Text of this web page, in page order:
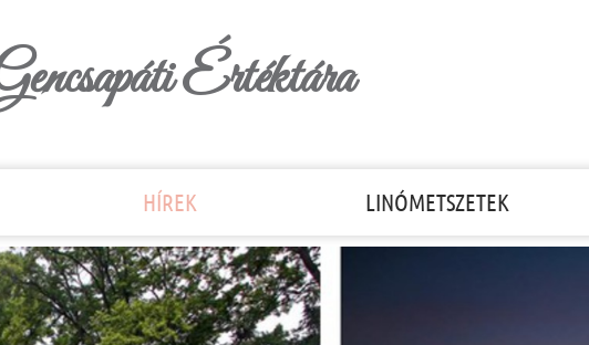
Értéktára
HÍREK LINÓMETSZETEK